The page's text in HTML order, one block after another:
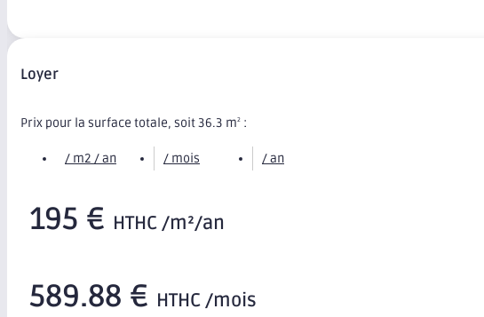
Loyer
Prix pour la surface totale, soit 36.3 m2 :
/ m2 / an / mois / an
195 € HTHC /m²/an
589.88 € HTHC /mois